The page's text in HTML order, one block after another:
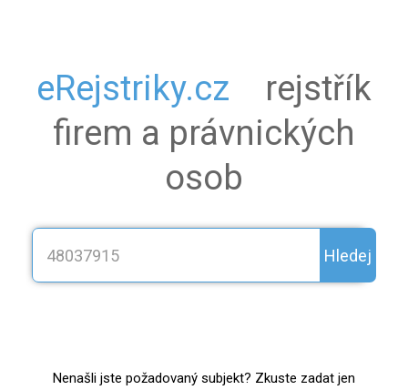
eRejstriky.cz
rejstřík
firem a právnických
osob
Hledej
Nenašli jste požadovaný subjekt? Zkuste zadat jen